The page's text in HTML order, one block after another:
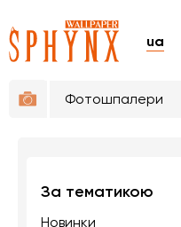
ua
Фотошпалери
За тематикою
Новинки